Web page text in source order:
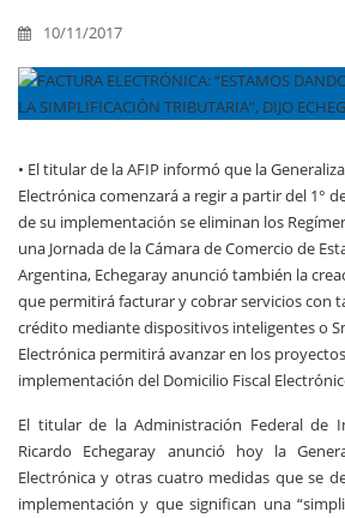
10/11/2017
• El titular de la AFIP informó que la
Electrónica comenzará a regir a partir del 1°
de su implementación se eliminan los
una Jornada de la Cámara de Comercio de
Argentina, Echegaray anunció también la
que permitirá facturar y cobrar servicios con
crédito mediante dispositivos inteligentes o
Electrónica permitirá avanzar en los
implementación del Domicilio Fiscal
El titular de la Administración Federal de
Ricardo Echegaray anunció hoy la
Electrónica y otras cuatro medidas que se
implementación y que significan una